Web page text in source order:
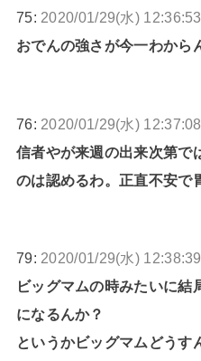
75: 2020/01/29(水)
おでんの強さが今一わから
76: 2020/01/29(水)
信者やが来週の出来次第で
のは認めるわ。正直不安で
79: 2020/01/29(水)
ビッグマムの時みたいに結
になるんか？
というかビッグマムどうす